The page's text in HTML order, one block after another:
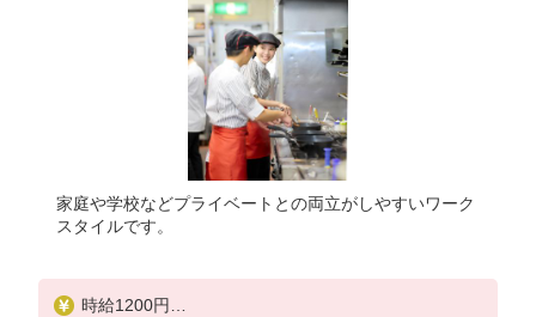
家庭や学校などプライベートとの両立がしやすいワーク
スタイルです。
時給1200円